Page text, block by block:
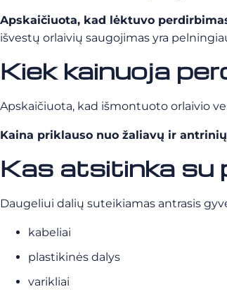
Apskaičiuota, kad lėktuvo
išvestų orlaivių saugojimas yra
Kiek kainuoja
Apskaičiuota, kad išmontuoto orlaivio
Kaina priklauso nuo žaliavų ir
Kas atsitinka su
Daugeliui dalių suteikiamas antrasis
kabeliai
plastikinės dalys
varikliai